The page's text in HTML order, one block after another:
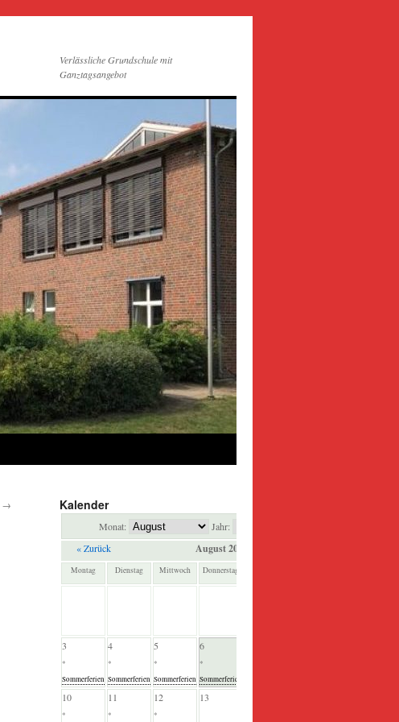
Verlässliche Grundschule mit
Ganztagsangebot
→ Kalender
Monat:
Jahr:
« Zurück
August 2026
Montag Dienstag Mittwoch Donnerstag
3
*
Sommerferien
4
*
Sommerferien
5
*
Sommerferien
6
*
Sommerferien
10
*
11
*
12
*
13